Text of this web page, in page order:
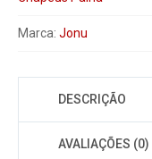
Marca: Jonu
DESCRIÇÃO
AVALIAÇÕES (0)